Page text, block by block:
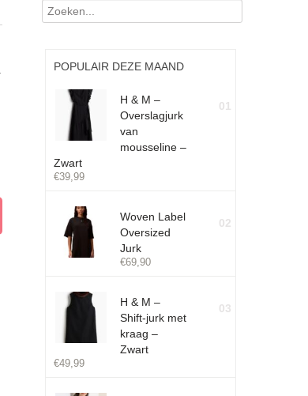
POPULAIR DEZE MAAND
H & M –
Overslagjurk
van
mousseline –
Zwart
€39,99
01
Woven Label
Oversized
Jurk
€69,90
02
H & M –
Shift-jurk met
kraag –
Zwart
€49,99
03